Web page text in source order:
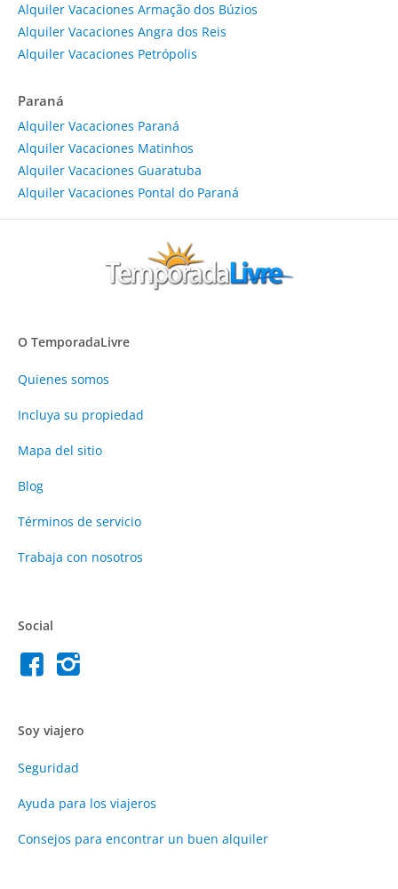
Alquiler Vacaciones Armação dos Búzios
Alquiler Vacaciones Angra dos Reis
Alquiler Vacaciones Petrópolis
Paraná
Alquiler Vacaciones Paraná
Alquiler Vacaciones Matinhos
Alquiler Vacaciones Guaratuba
Alquiler Vacaciones Pontal do Paraná
O TemporadaLivre
Quienes somos
Incluya su propiedad
Mapa del sitio
Blog
Términos de servicio
Trabaja con nosotros
Social
Soy viajero
Seguridad
Ayuda para los viajeros
Consejos para encontrar un buen alquiler